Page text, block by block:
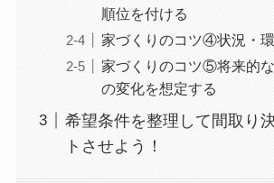
順位を付ける
家づくりのコツ④状況・
家づくりのコツ⑤将来的
の変化を想定する
希望条件を整理して間取り
トさせよう！